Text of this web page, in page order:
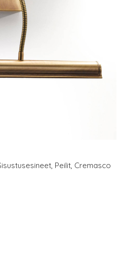
, Peilit, Cremasco